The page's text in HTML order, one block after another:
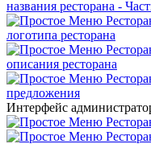
Интерфейс